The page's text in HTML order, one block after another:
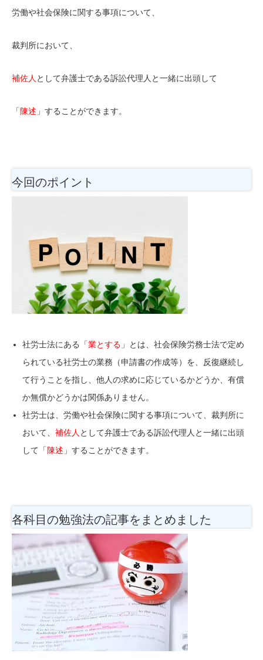
労働や社会保険に関する事項について、
裁判所において、
補佐人 として弁護士である訴訟代理人と一緒に出頭して
「陳述 」することができます。
今回のポイント
社労士法にある「業とする 」とは、社会保険労務士法で定め
られている社労士の業務（申請書の作成等）を、反復継続し
て行うことを指し、他人の求めに応じているかどうか、有償
か無償かどうかは関係ありません。
社労士は、労働や社会保険に関する事項について、裁判所に
おいて、補佐人 として弁護士である訴訟代理人と一緒に出頭
して「陳述 」することができます。
各科目の勉強法の記事をまとめました